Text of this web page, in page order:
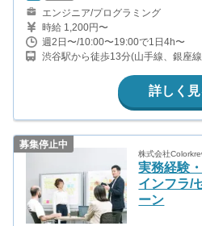
エンジニア/プログラミング
時給 1,200円〜
週2日〜/10:00〜19:00で1日4h〜
渋谷駅から徒歩13分(山手線、銀座
詳しく見
募集停止中
株式会社
実務経験
インフラ/
ーン